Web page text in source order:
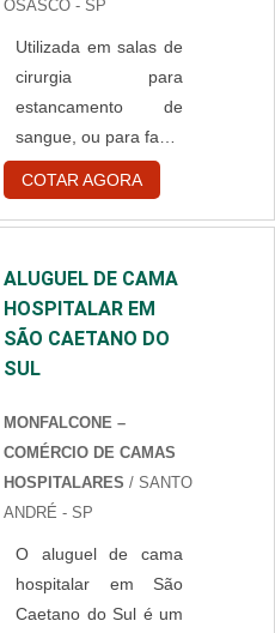
serviço; - Verificar se
o custo benefício está
de acordo com os
serviços propostos; -
Qual é a tecnologia
utilizada; -
Posicionamento de
outros. Essas
informações são
deci....
OSASCO - SP
Utilizada em salas de
cirurgia para
estancamento de
sangue, ou para fazer
curativos a
compressa campo
operatório, mais
gaze, é essencial
dentro de hospital e
clínicas. Sobre a gaze
Fabricadas a partir de
porosidade;
Diferentes tamanhos;
Elasticidade;
COTAR AGORA
ALUGUEL DE CAMA
HOSPITALAR EM
SÃO CAETANO DO
SUL
MONFALCONE –
COMÉRCIO DE CAMAS
HOSPITALARES / SANTO
ANDRÉ - SP
O aluguel de cama
hospitalar em São
Caetano do Sul é um